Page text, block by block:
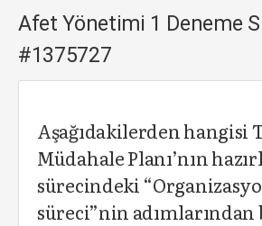
Afet Yönetimi 1 Deneme
#1375727
Aşağıdakilerden hangisi
Müdahale Planı’nın
sürecindeki
süreci”nin